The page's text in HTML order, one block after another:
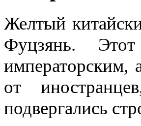
Желтый
Фуцзянь.
императорским,
от
подвергались